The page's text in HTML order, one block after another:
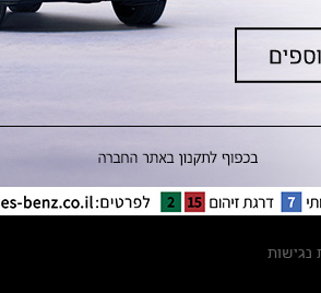
על הטבות לרכבי מרצדס בהסדר